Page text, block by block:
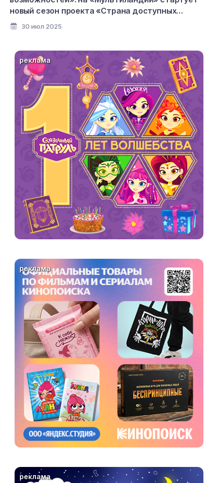
новый сезон проекта «Страна доступных
мультфильмов»
30 июл 2025
реклама
реклама
реклама